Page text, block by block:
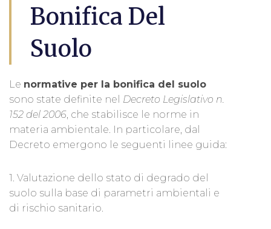
Bonifica Del
Suolo
Le normative per la bonifica del suolo
sono state definite nel Decreto Legislativo n.
152 del 2006, che stabilisce le norme in
materia ambientale. In particolare, dal
Decreto emergono le seguenti linee guida:
1. Valutazione dello stato di degrado del
suolo sulla base di parametri ambientali e
di rischio sanitario.